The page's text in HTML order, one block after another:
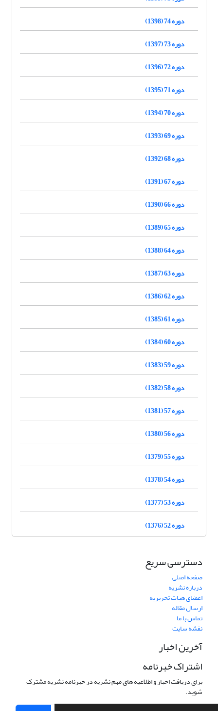
دوره 74 (1398)
دوره 73 (1397)
دوره 72 (1396)
دوره 71 (1395)
دوره 70 (1394)
دوره 69 (1393)
دوره 68 (1392)
دوره 67 (1391)
دوره 66 (1390)
دوره 65 (1389)
دوره 64 (1388)
دوره 63 (1387)
دوره 62 (1386)
دوره 61 (1385)
دوره 60 (1384)
دوره 59 (1383)
دوره 58 (1382)
دوره 57 (1381)
دوره 56 (1380)
دوره 55 (1379)
دوره 54 (1378)
دوره 53 (1377)
دوره 52 (1376)
دسترسی سریع
صفحه اصلی
درباره نشریه
اعضای هیات تحریریه
ارسال مقاله
تماس با ما
نقشه سایت
آخرین اخبار
اشتراک خبرنامه
برای دریافت اخبار و اطلاعیه های مهم نشریه در خبرنامه نشریه مشترک
شوید.